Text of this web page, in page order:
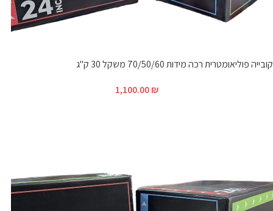
קובייה פוליאומטרית רכה מידות 70/50/60 משקל 30 ק"ג
1,100.00₪